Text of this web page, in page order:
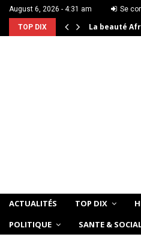
August 6, 2026 - 4:31 am Se
TOP DIX La beauté
ACTUALITÉS TOP DIX
POLITIQUE
SANTE &